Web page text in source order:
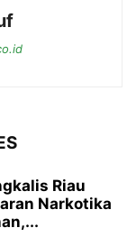
Riau
Narkotika